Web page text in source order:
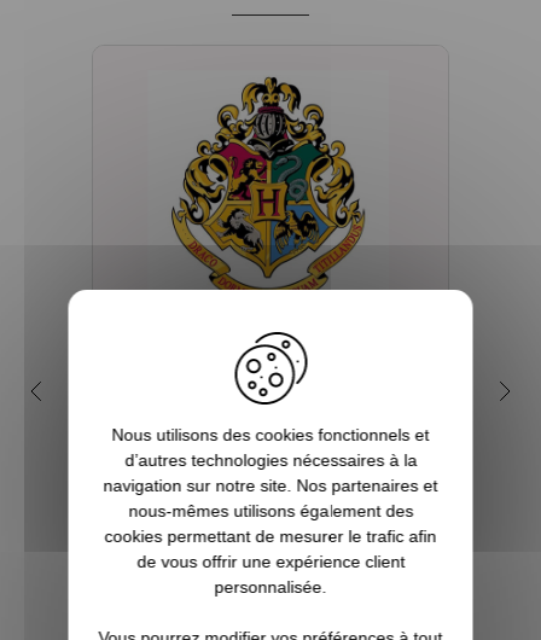
Quelles sont les 4 maisons
dans la saga Harry Potter ?
Depuis sa première parution en 1997, et
plus encore avec l’arrivée du film en 2001,
le phénomène Harry Potter a conquis la
culture mondiale. La Pottermania nous a
tous et toutes touchées. Qui n’a pas
attendu, fébrilement, le jour de s...
Nous utilisons des cookies fonctionnels et
d’autres technologies nécessaires à la
navigation sur notre site. Nos partenaires et
nous-mêmes utilisons également des
cookies permettant de mesurer le trafic afin
de vous offrir une expérience client
personnalisée.